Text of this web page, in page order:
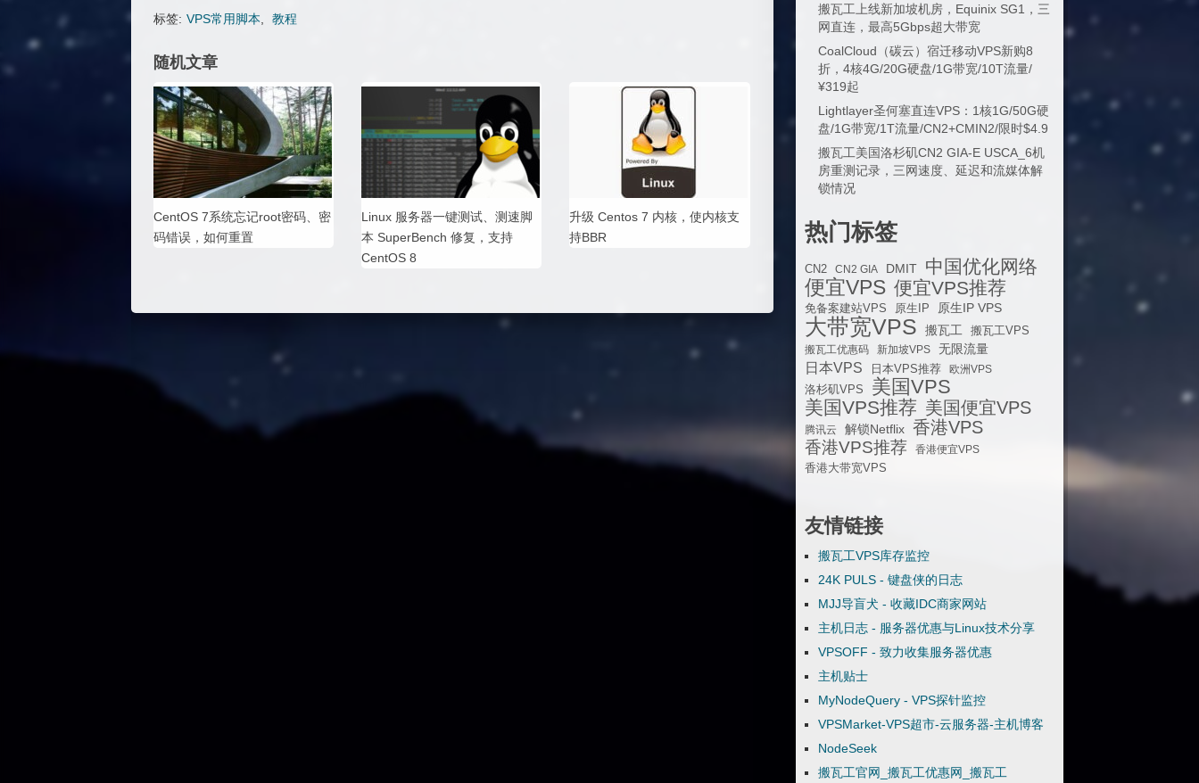
标签: VPS常用脚本 教程
随机文章
CentOS 7系统忘记root密码、密
码错误，如何重置
Linux 服务器一键测试、测速脚
本 SuperBench 修复，支持
CentOS 8
升级 Centos 7 内核，使内核支
持BBR
搬瓦工上线新加坡机房，Equinix SG1，三
网直连，最高5Gbps超大带宽
CoalCloud（碳云）宿迁移动VPS新购8
折，4核4G/20G硬盘/1G带宽/10T流量/
¥319起
Lightlayer圣何塞直连VPS：1核1G/50G硬
盘/1G带宽/1T流量/CN2+CMIN2/限时$4.9
搬瓦工美国洛杉矶CN2 GIA-E USCA_6机
房重测记录，三网速度、延迟和流媒体解
锁情况
热门标签
CN2 CN2 GIA DMIT 中国优化网络
便宜VPS 便宜VPS推荐
免备案建站VPS 原生IP 原生IP VPS
大带宽VPS 搬瓦工
搬瓦工VPS
搬瓦工优惠码
新加坡VPS 无限流量
日本VPS 日本VPS推荐
欧洲VPS
洛杉矶VPS
美国VPS
美国VPS推荐 美国便宜VPS
腾讯云 解锁Netflix 香港VPS
香港VPS推荐
香港便宜VPS
香港大带宽VPS
友情链接
搬瓦工VPS库存监控
24K PULS - 键盘侠的日志
MJJ导盲犬 - 收藏IDC商家网站
主机日志 - 服务器优惠与Linux技术分享
VPSOFF - 致力收集服务器优惠
主机贴士
MyNodeQuery - VPS探针监控
VPSMarket-VPS超市-云服务器-主机博客
NodeSeek
搬瓦工官网_搬瓦工优惠网_搬瓦工